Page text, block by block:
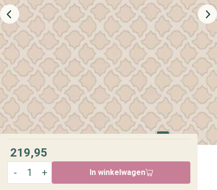
219,95
In winkelwagen